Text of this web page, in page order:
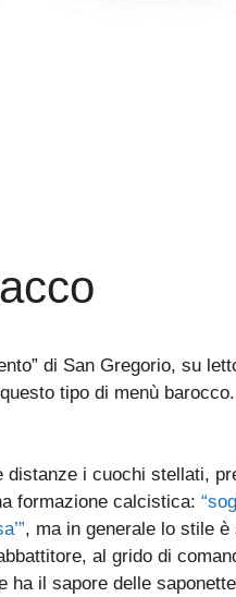
di San Gregorio, su
tipo di menù
distanze i cuochi stellati,
formazione calcistica:
, ma in generale lo stile
al grido di
ha il sapore delle